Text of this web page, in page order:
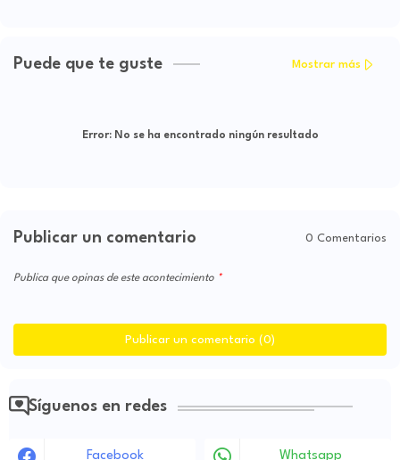
Puede que te guste Mostrar más
Error:No se ha encontrado ningún resultado
Publicar un comentario 0 Comentarios
Publica que opinas de este acontecimiento
Publicar un comentario (0)
Síguenos en redes
Facebook Whatsapp